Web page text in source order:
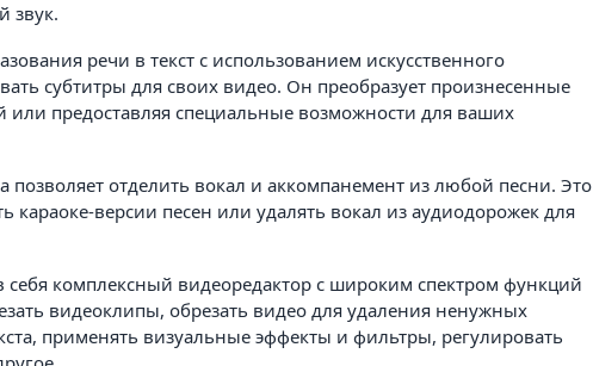
звук.
речи в текст с использованием искусственного
субтитры для своих видео. Он преобразует произнесенные
или предоставляя специальные возможности для ваших
позволяет отделить вокал и аккомпанемент из любой песни. Это
караоке-версии песен или удалять вокал из аудиодорожек для
себя комплексный видеоредактор с широким спектром функций
видеоклипы, обрезать видео для удаления ненужных
применять визуальные эффекты и фильтры, регулировать